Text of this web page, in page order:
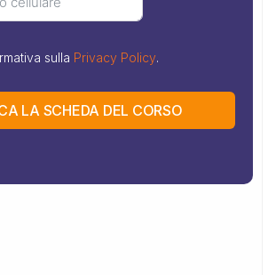
sulla Privacy Policy.
LA SCHEDA DEL CORSO